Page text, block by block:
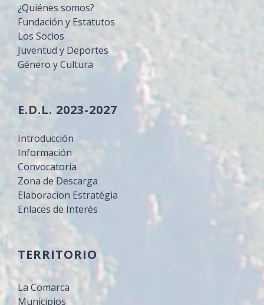
¿Quiénes somos?
Fundación y Estatutos
Los Socios
Juventud y Deportes
Género y Cultura
E.D.L. 2023-2027
Introducción
Información
Convocatoria
Zona de Descarga
Elaboracion Estratégia
Enlaces de Interés
TERRITORIO
La Comarca
Municipios